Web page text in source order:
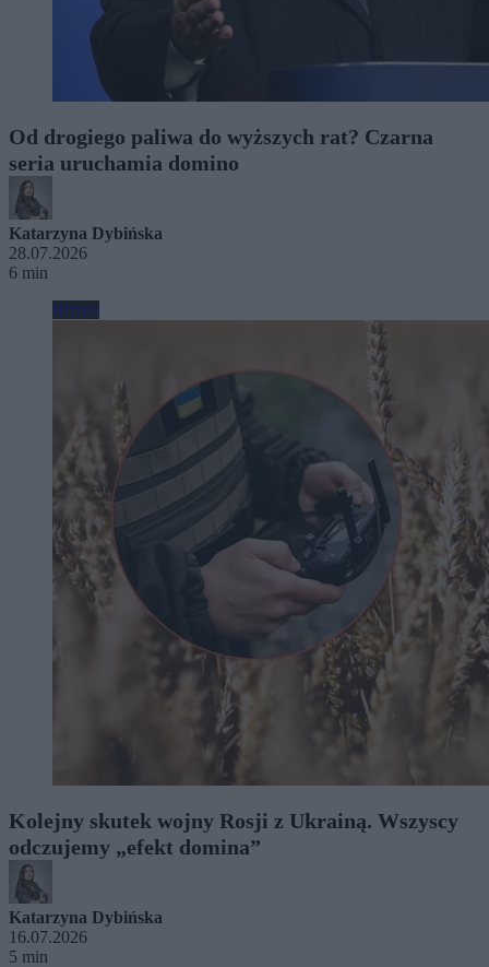
Od drogiego paliwa do wyższych rat? Czarna
seria uruchamia domino
Katarzyna Dybińska
28.07.2026
6 min
Biznes
Kolejny skutek wojny Rosji z Ukrainą. Wszyscy
odczujemy „efekt domina”
Katarzyna Dybińska
16.07.2026
5 min